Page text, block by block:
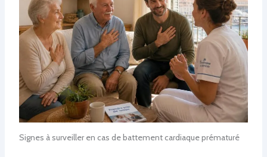
Signes à surveiller en cas de battement cardiaque prématuré